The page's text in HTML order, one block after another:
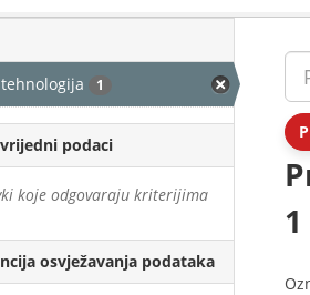
1
podaci
koje odgovaraju kriterijima
osvježavanja podataka
1